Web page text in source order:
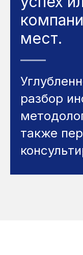
мест.
разбор
также